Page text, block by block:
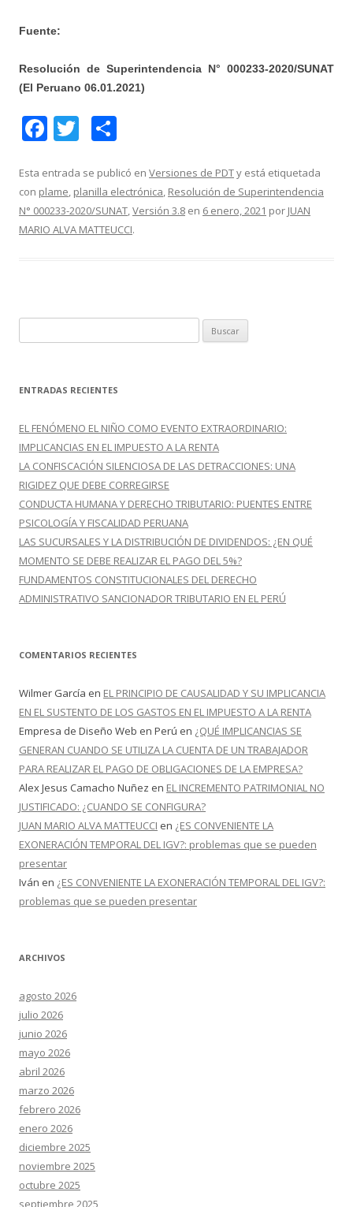
Fuente:
Resolución de Superintendencia N° 000233-2020/SUNAT
(El Peruano 06.01.2021)
F
e
b
o
T
itt
er
m
p
ar
Esta entrada se publicó en Versiones de PDTy está etiquetada
con plame, planilla electrónica, Resolución de Superintendencia
N° 000233-2020/SUNAT,Versión 3.8 en 6 enero, 2021 por JUAN
MARIO ALVA MATTEUCCI.
u
c
r
:
ENTRADAS RECIENTES
EL FENÓMENO EL NIÑO COMO EVENTO EXTRAORDINARIO:
IMPLICANCIAS EN EL IMPUESTO A LA RENTA
LA CONFISCACIÓN SILENCIOSA DE LAS DETRACCIONES: UNA
RIGIDEZ QUE DEBE CORREGIRSE
CONDUCTA HUMANA Y DERECHO TRIBUTARIO: PUENTES ENTRE
PSICOLOGÍA Y FISCALIDAD PERUANA
LAS SUCURSALES Y LA DISTRIBUCIÓN DE DIVIDENDOS: ¿EN QUÉ
MOMENTO SE DEBE REALIZAR EL PAGO DEL 5%?
FUNDAMENTOS CONSTITUCIONALES DEL DERECHO
ADMINISTRATIVO SANCIONADOR TRIBUTARIO EN EL PERÚ
COMENTARIOS RECIENTES
Wilmer García en EL PRINCIPIO DE CAUSALIDAD Y SU IMPLICANCIA
EN EL SUSTENTO DE LOS GASTOS EN EL IMPUESTO A LA RENTA
Empresa de Diseño Web en Perú en ¿QUÉ IMPLICANCIAS SE
GENERAN CUANDO SE UTILIZA LA CUENTA DE UN TRABAJADOR
PARA REALIZAR EL PAGO DE OBLIGACIONES DE LA EMPRESA?
Alex Jesus Camacho Nuñez en EL INCREMENTO PATRIMONIAL NO
JUSTIFICADO: ¿CUANDO SE CONFIGURA?
JUAN MARIO ALVA MATTEUCCI en ¿ES CONVENIENTE LA
EXONERACIÓN TEMPORAL DEL IGV?: problemas que se pueden
presentar
Iván en ¿ES CONVENIENTE LA EXONERACIÓN TEMPORAL DEL IGV?:
problemas que se pueden presentar
ARCHIVOS
agosto 2026
julio 2026
junio 2026
mayo 2026
abril 2026
marzo 2026
febrero 2026
enero 2026
diciembre 2025
noviembre 2025
octubre 2025
septiembre 2025